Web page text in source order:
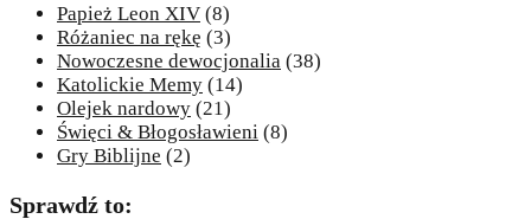
Papież Leon XIV (8)
Różaniec na rękę (3)
Nowoczesne dewocjonalia (38)
Katolickie Memy (14)
Olejek nardowy (21)
Święci & Błogosławieni (8)
Gry Biblijne (2)
Sprawdź to: